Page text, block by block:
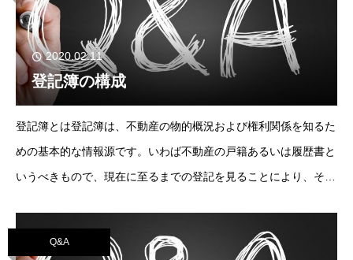
2020.02.11
登記簿の構成
登記簿とは登記簿は、不動産の物的概況および権利関係を知るた
めの基本的な情報源です。いわば不動産の戸籍あるいは履歴書と
いうべきもので、現在に至るまでの登記を見ることにより、その
けてつくります。従来からの（コンピュー
Q&A